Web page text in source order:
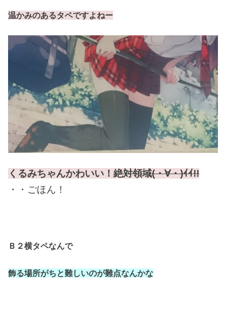
温かみのあるタペですよねー
くるみちゃんかわいい！絶対領域(・∀・)ｲｲ!!
・・ごほん！
Ｂ２横タペなんで
飾る場所がちと難しいのが難点なんかな